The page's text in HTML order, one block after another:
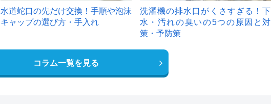
水道蛇口の先だけ交換！手順や泡沫
キャップの選び方・手入れ
洗濯機の排水口がくさすぎる！下
水・汚れの臭いの5つの原因と対
策・予防策
コラム一覧を見る